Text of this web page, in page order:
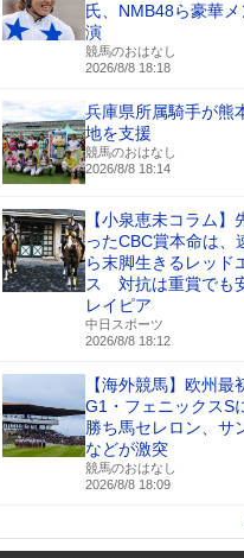
氏、NMB48ら豪華メ
演
競馬のおはなし
2026/8/8 18:18
兵庫県所属騎手が熊
地を支援
競馬のおはなし
2026/8/8 18:14
【小泉恵未コラム】
ったCBC賞本命は、
ら末脚生きるレッド
ス 対抗は重賞でも
レイピア
中日スポーツ
2026/8/8 18:12
【海外競馬】欧州最
G1・フェニックス
勝ち馬セレロン、サ
などが激突
競馬のおはなし
2026/8/8 18:09